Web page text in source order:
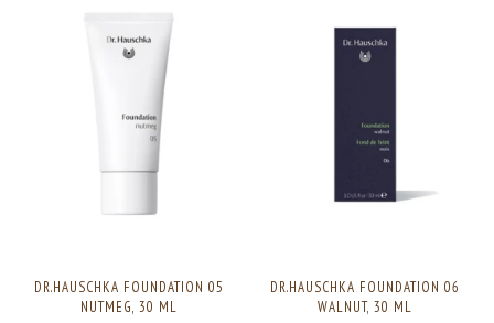
DR.HAUSCHKA FOUNDATION 05
NUTMEG, 30 ML
DR.HAUSCHKA FOUNDATION 06
WALNUT, 30 ML